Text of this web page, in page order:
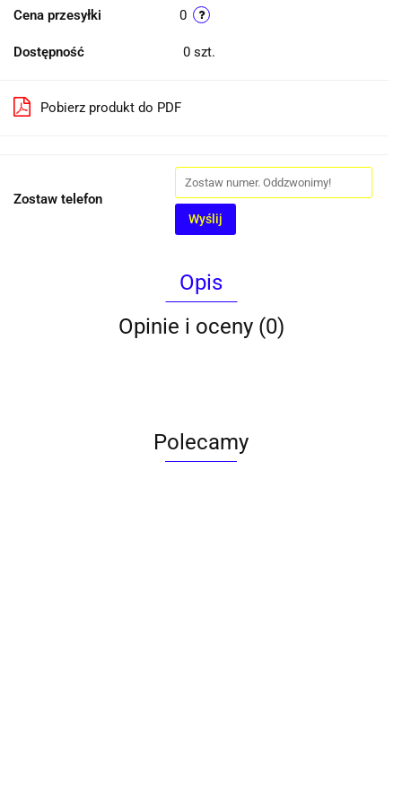
Cena przesyłki 0
Dostępność 0 szt.
Pobierz produkt do PDF
Zostaw telefon
Wyślij
Opis
Opinie i oceny (0)
Polecamy